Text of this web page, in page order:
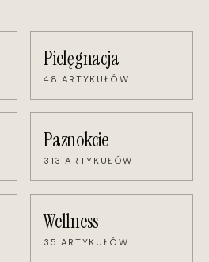
Pielęgnacja
48 ARTYKUŁÓW
Paznokcie
313 ARTYKUŁÓW
Wellness
35 ARTYKUŁÓW